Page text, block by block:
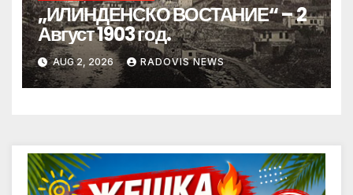
„ИЛИНДЕНСКО ВОСТАНИЕ“ – 2
Август 1903 год.
AUG 2, 2026 RADOVIS NEWS